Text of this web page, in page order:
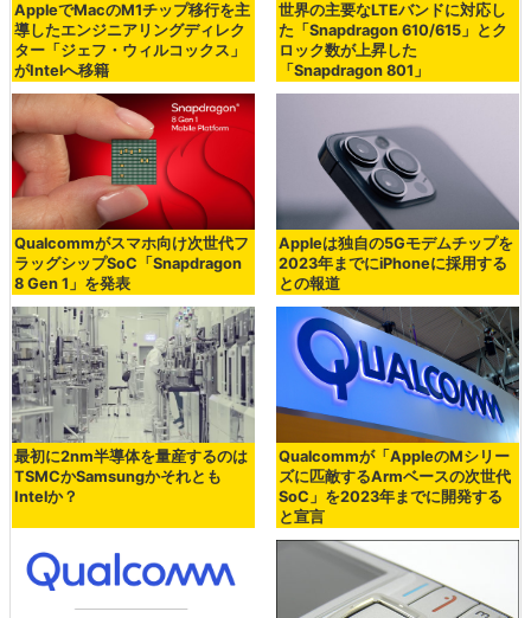
AppleでMacのM1チップ移行を主
導したエンジニアリングディレク
ター「ジェフ・ウィルコックス」
がIntelへ移籍
世界の主要なLTEバンドに対応し
た「Snapdragon 610/615」とク
ロック数が上昇した
「Snapdragon 801」
Qualcommがスマホ向け次世代フ
ラッグシップSoC「Snapdragon
8 Gen 1」を発表
Appleは独自の5Gモデムチップを
2023年までにiPhoneに採用する
との報道
最初に2nm半導体を量産するのは
TSMCかSamsungかそれとも
Intelか？
Qualcommが「AppleのMシリー
ズに匹敵するArmベースの次世代
SoC」を2023年までに開発する
と宣言